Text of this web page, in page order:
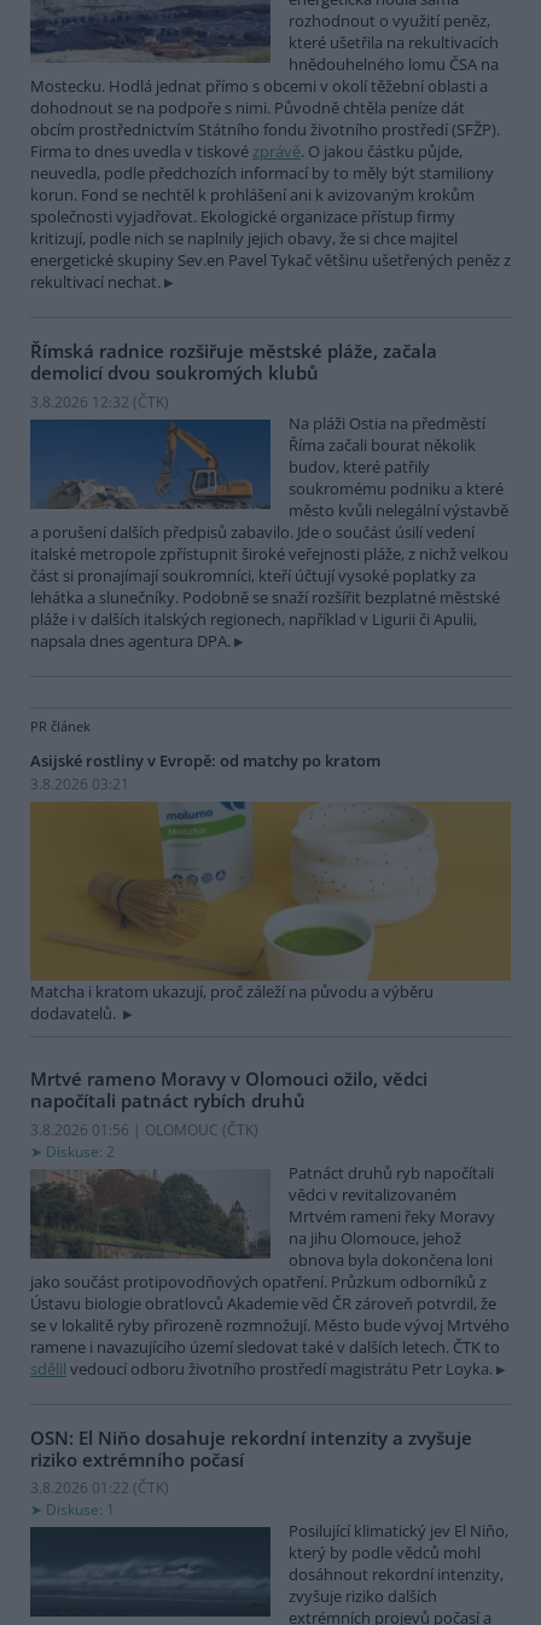
rozhodnout o využití peněz,
které ušetřila na rekultivacích
hnědouhelného lomu ČSA na
Mostecku. Hodlá jednat přímo s obcemi v okolí těžební oblasti a
dohodnout se na podpoře s nimi. Původně chtěla peníze dát
obcím prostřednictvím Státního fondu životního prostředí (SFŽP).
Firma to dnes uvedla v tiskovézprávě. O jakou částku půjde,
neuvedla, podle předchozích informací by to měly být stamiliony
korun. Fond se nechtěl k prohlášení ani k avizovaným krokům
společnosti vyjadřovat. Ekologické organizace přístup firmy
kritizují, podle nich se naplnily jejich obavy, že si chce majitel
energetické skupiny Sev.en Pavel Tykač většinu ušetřených peněz z
rekultivací nechat.
Římská radnice rozšiřuje městské pláže, začala
demolicí dvou soukromých klubů
3.8.2026 12:32 (ČTK)
Na pláži Ostia na předměstí
Říma začali bourat několik
budov, které patřily
soukromému podniku a které
město kvůli nelegální výstavbě
a porušení dalších předpisů zabavilo. Jde o součást úsilí vedení
italské metropole zpřístupnit široké veřejnosti pláže, z nichž velkou
část si pronajímají soukromníci, kteří účtují vysoké poplatky za
lehátka a slunečníky. Podobně se snaží rozšířit bezplatné městské
pláže i v dalších italských regionech, například v Ligurii či Apulii,
napsala dnes agentura DPA.
PR článek
Asijské rostliny v Evropě: od matchy po kratom
3.8.2026 03:21
Matcha i kratom ukazují, proč záleží na původu a výběru
dodavatelů.
Mrtvé rameno Moravy v Olomouci ožilo, vědci
napočítali patnáct rybích druhů
3.8.2026 01:56 | OLOMOUC (ČTK)
Diskuse: 2
Patnáct druhů ryb napočítali
vědci v revitalizovaném
Mrtvém rameni řeky Moravy
na jihu Olomouce, jehož
obnova byla dokončena loni
jako součást protipovodňových opatření. Průzkum odborníků z
Ústavu biologie obratlovců Akademie věd ČR zároveň potvrdil, že
se v lokalitě ryby přirozeně rozmnožují. Město bude vývoj Mrtvého
ramene i navazujícího území sledovat také v dalších letech. ČTK to
sdělil vedoucí odboru životního prostředí magistrátu Petr Loyka.
OSN: El Niňo dosahuje rekordní intenzity a zvyšuje
riziko extrémního počasí
3.8.2026 01:22 (ČTK)
Diskuse: 1
Posilující klimatický jev El Niňo,
který by podle vědců mohl
dosáhnout rekordní intenzity,
zvyšuje riziko dalších
extrémních projevů počasí a